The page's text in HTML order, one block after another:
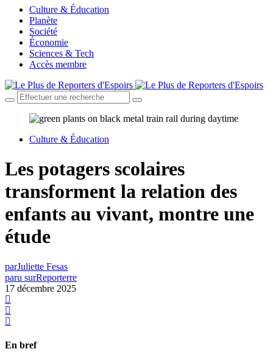
Culture & Éducation
Planète
Société
Économie
Sciences & Tech
Accès membre
Culture & Éducation
Les potagers scolaires
transforment la relation des
enfants au vivant, montre une
étude
parJuliette Fesas
paru surReporterre
17 décembre 2025
En bref